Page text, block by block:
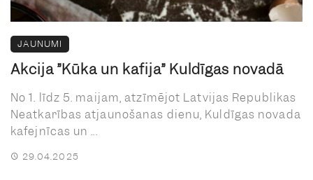
JAUNUMI
Akcija ”Kūka un kafija” Kuldīgas novadā
No 1. līdz 5. maijam, atzīmējot Latvijas Republikas
Neatkarības atjaunošanas dienu, Kuldīgas novada
kafejnīcas un ...
29.04.2025